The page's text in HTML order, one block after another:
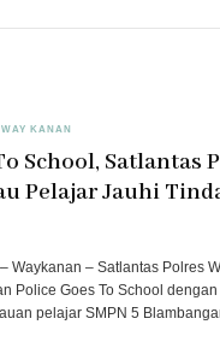
WAY KANAN
School, Satlantas
Pelajar Jauhi
Waykanan – Satlantas Polres
Police Goes To School
pelajar SMPN 5